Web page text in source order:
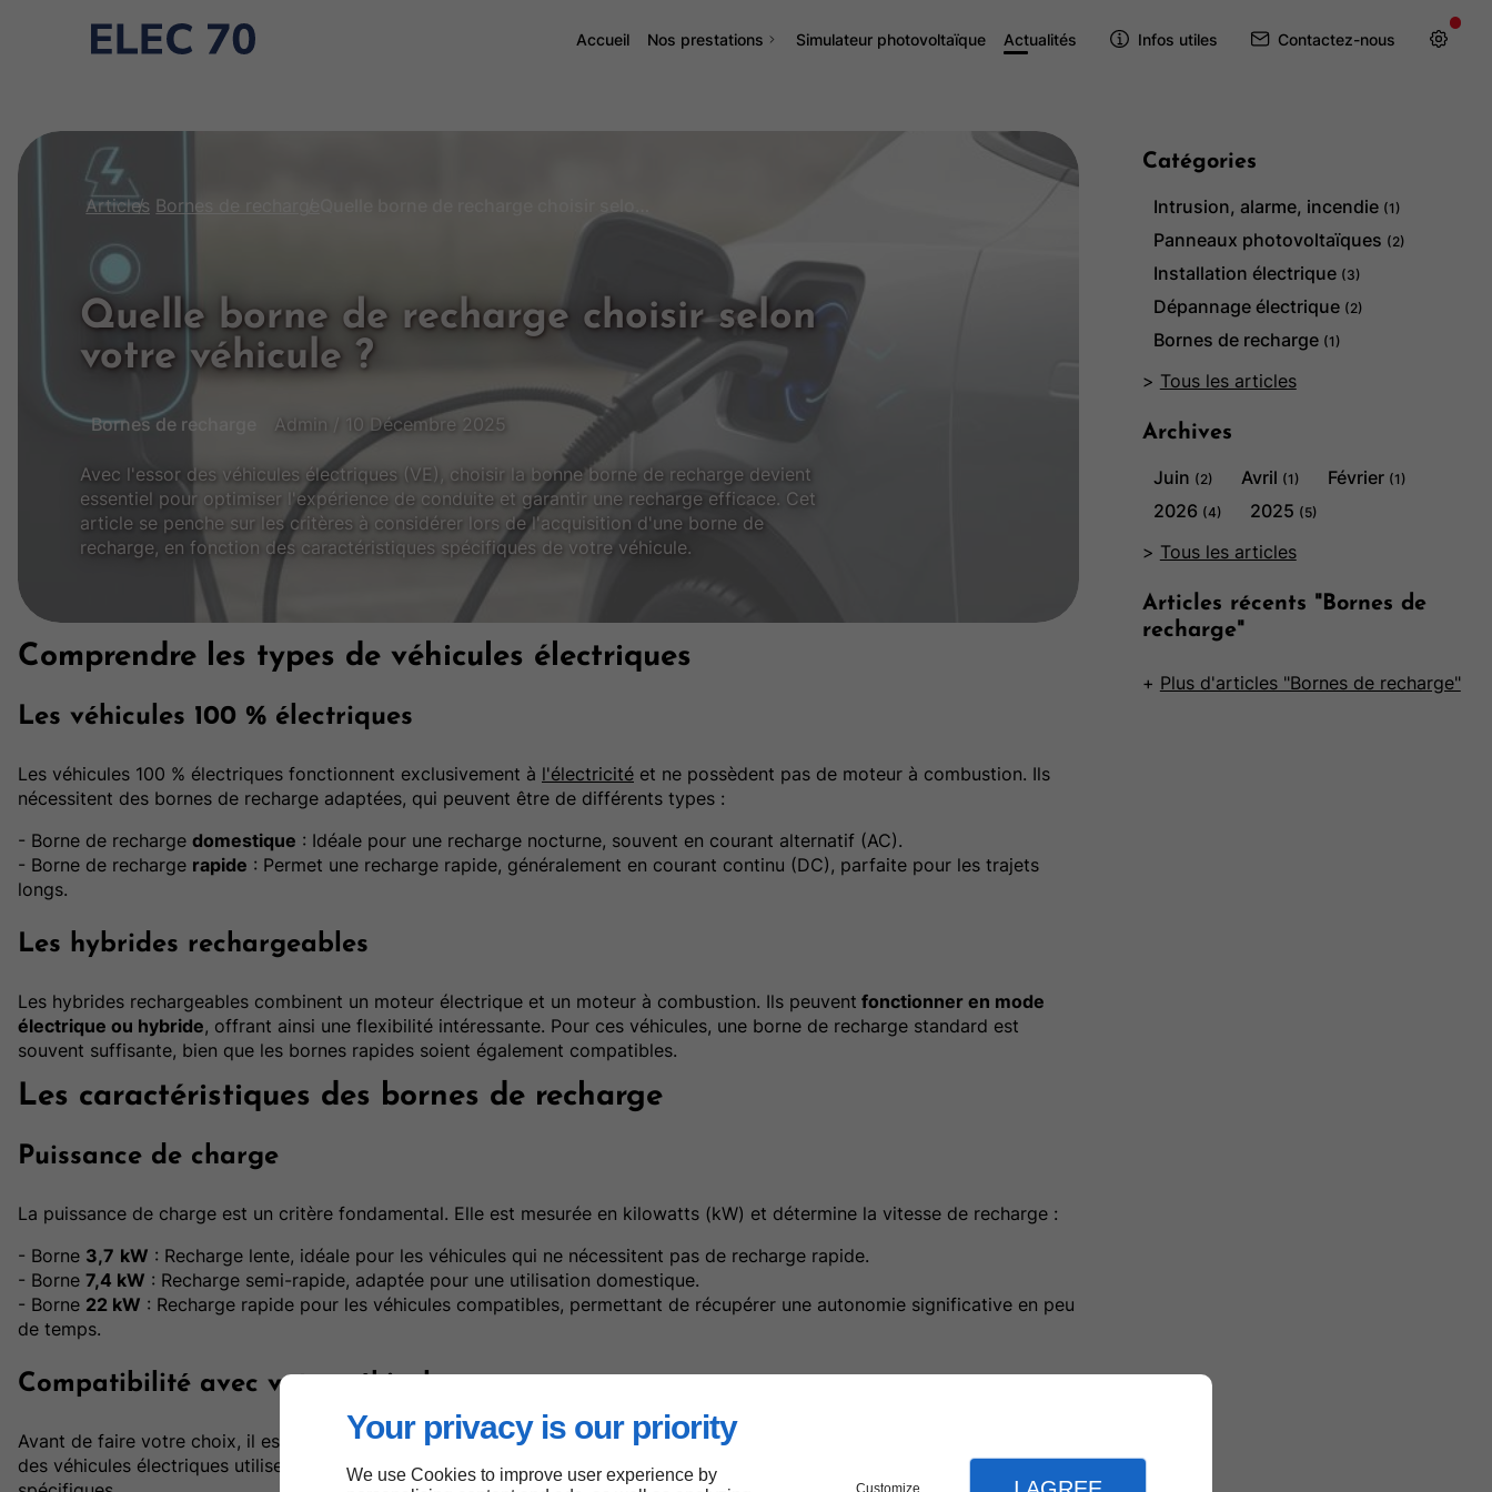
Your privacy is our priority
We use Cookies to improve user experience by
Customize
Accueil Nos prestations Simulateur photovoltaïque Actualités Infos utiles Contactez-nous
Catégories
Intrusion, alarme, incendie (1)
Panneaux photovoltaïques (2)
Installation électrique (3)
Dépannage électrique (2)
Bornes de recharge (1)
Tous les articles
Archives
Juin (2) Avril (1) Février (1)
2026 (4) 2025 (5)
Tous les articles
Articles récents "Bornes de
recharge"
Plus d'articles "Bornes de recharge"
Articles Bornes de recharge
Quelle borne de recharge choisir selon
votre véhicule ?
Bornes de recharge Admin / 10 Décembre 2025
Avec l'essor des véhicules électriques (VE), choisir la bonne borne de recharge devient
essentiel pour optimiser l'expérience de conduite et garantir une recharge efficace. Cet
article se penche sur les critères à considérer lors de l'acquisition d'une borne de
recharge, en fonction des caractéristiques spécifiques de votre véhicule.
Comprendre les types de véhicules électriques
Les véhicules 100 % électriques
Les véhicules 100 % électriques fonctionnent exclusivement à l'électricité et ne possèdent pas de moteur à combustion. Ils
nécessitent des bornes de recharge adaptées, qui peuvent être de différents types :
- Borne de recharge domestique : Idéale pour une recharge nocturne, souvent en courant alternatif (AC).
- Borne de recharge rapide : Permet une recharge rapide, généralement en courant continu (DC), parfaite pour les trajets
longs.
Les hybrides rechargeables
Les hybrides rechargeables combinent un moteur électrique et un moteur à combustion. Ils peuvent fonctionner en mode
électrique ou hybride, offrant ainsi une flexibilité intéressante. Pour ces véhicules, une borne de recharge standard est
souvent suffisante, bien que les bornes rapides soient également compatibles.
Les caractéristiques des bornes de recharge
Puissance de charge
La puissance de charge est un critère fondamental. Elle est mesurée en kilowatts (kW) et détermine la vitesse de recharge :
- Borne 3,7 kW : Recharge lente, idéale pour les véhicules qui ne nécessitent pas de recharge rapide.
- Borne 7,4 kW : Recharge semi-rapide, adaptée pour une utilisation domestique.
- Borne 22 kW : Recharge rapide pour les véhicules compatibles, permettant de récupérer une autonomie significative en peu
de temps.
Compatibilité avec votre véhicule
Avant de faire votre choix, il est crucial de s'assurer que la borne est compatible avec le modèle de votre voiture. La plupart
des véhicules électriques utilisent la norme de connecteur
, mais certains modèles peuvent nécessiter des adaptateurs